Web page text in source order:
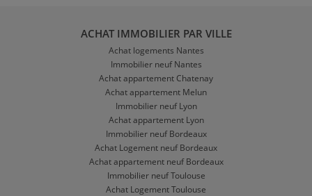
ACHAT IMMOBILIER PAR VILLE
Achat logements Nantes
Immobilier neuf Nantes
Achat appartement Chatenay
Achat appartement Melun
Immobilier neuf Lyon
Achat appartement Lyon
Immobilier neuf Bordeaux
Achat Logement neuf Bordeaux
Achat appartement neuf Bordeaux
Immobilier neuf Toulouse
Achat Logement Toulouse